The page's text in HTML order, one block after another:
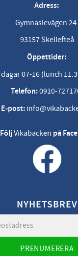
Adress:
Gymnasievägen 24
93157 Skellefteå
Öppettider:
07-16 (lunch
Telefon:0910-
E-post:
FöljVikabacken på
NYHETSBREV
PRENUMERERA